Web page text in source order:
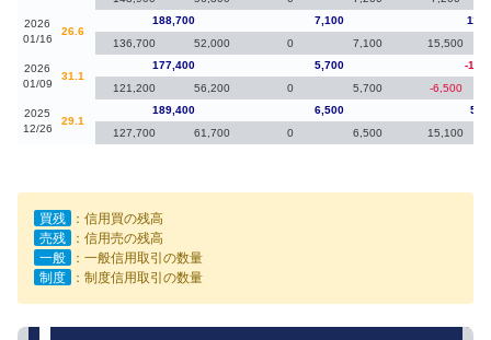
2026
01/16
26.6
188,700 7,100
136,700
52,000 0 7,100 15,500
2026
01/09
31.1
177,400 5,700
-
121,200
56,200 0 5,700 -6,500
2025
12/26
29.1
189,400 6,500
127,700
61,700 0 6,500 15,100
買残
：信用買の残高
売残
：信用売の残高
一般
：一般信用取引の数量
制度
：制度信用取引の数量